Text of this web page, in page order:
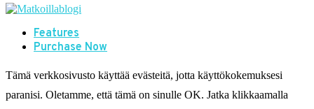
Features
Purchase Now
Tämä verkkosivusto käyttää evästeitä, jotta käyttökokemuksesi
paranisi. Oletamme, että tämä on sinulle OK. Jatka klikkaamalla